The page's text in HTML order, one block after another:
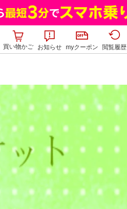
買い物かご お知らせ myクーポン 閲覧履歴